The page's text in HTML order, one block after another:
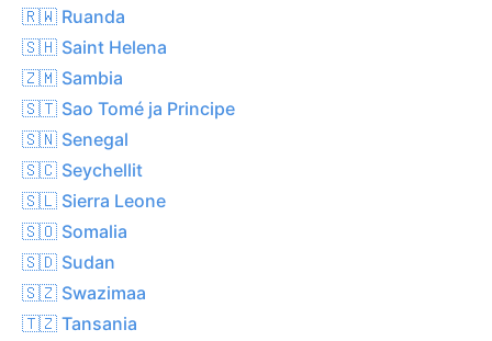
🇷🇼 Ruanda
🇸🇭 Saint Helena
🇿🇲 Sambia
🇸🇹 Sao Tomé ja Principe
🇸🇳 Senegal
🇸🇨 Seychellit
🇸🇱 Sierra Leone
🇸🇴 Somalia
🇸🇩 Sudan
🇸🇿 Swazimaa
🇹🇿 Tansania